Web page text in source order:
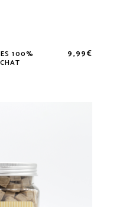
100% 9,99€